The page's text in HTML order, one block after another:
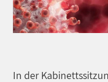
In der